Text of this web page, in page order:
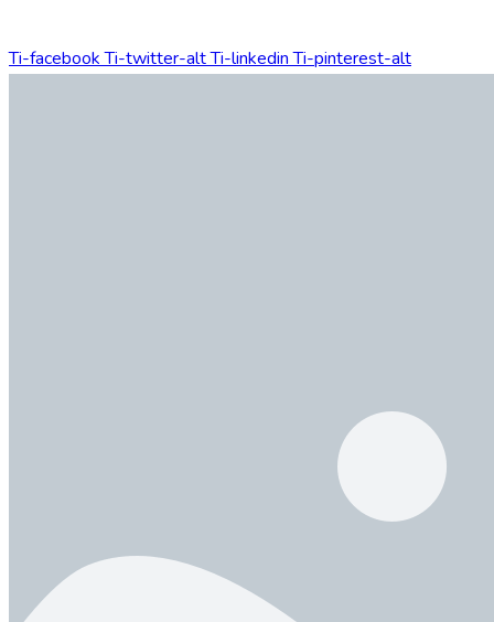
Ti-facebook Ti-twitter-altTi-linkedin Ti-pinterest-alt